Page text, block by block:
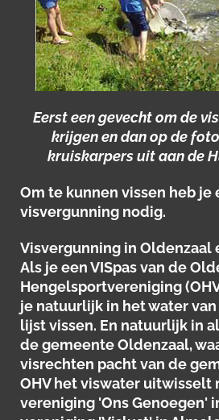
Eerst een gevecht om de
krijgen en dan op de
kruiskarpers uit aan de
Om te kunnen vissen heb je
visvergunning nodig.
Visvergunning in Oldenzaal
Als je een VISpas van de
Hengelsportvereniging
je natuurlijk in het water
lijst vissen. En natuurlijk in
de gemeente Oldenzaal,
visrechten pacht van de
OHV het viswater uitwisselt
vereniging 'Ons Genoegen'